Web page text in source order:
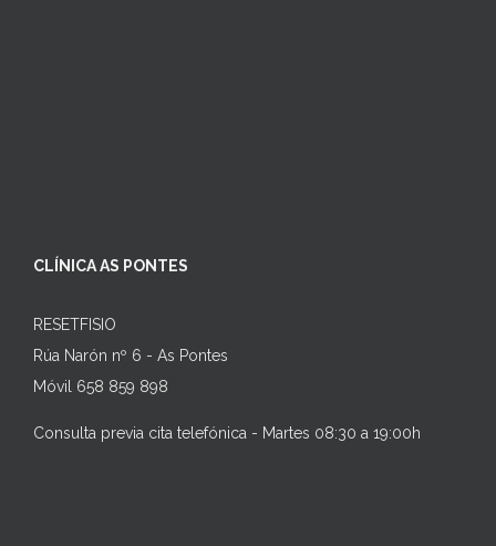
CLÍNICA AS PONTES
RESETFISIO
Rúa Narón nº 6 - As Pontes
Móvil 658 859 898
Consulta previa cita telefónica - Martes 08:30 a 19:00h